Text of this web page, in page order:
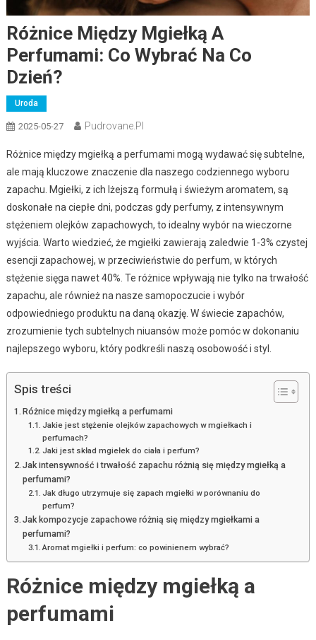
Różnice Między Mgiełką A
Perfumami: Co Wybrać Na Co
Dzień?
Uroda
2025-05-27 Pudrovane.pl
Różnice między mgiełką a perfumami mogą wydawać się subtelne,
ale mają kluczowe znaczenie dla naszego codziennego wyboru
zapachu. Mgiełki, z ich lżejszą formułą i świeżym aromatem, są
doskonałe na ciepłe dni, podczas gdy perfumy, z intensywnym
stężeniem olejków zapachowych, to idealny wybór na wieczorne
wyjścia. Warto wiedzieć, że mgiełki zawierają zaledwie 1-3% czystej
esencji zapachowej, w przeciwieństwie do perfum, w których
stężenie sięga nawet 40%. Te różnice wpływają nie tylko na trwałość
zapachu, ale również na nasze samopoczucie i wybór
odpowiedniego produktu na daną okazję. W świecie zapachów,
zrozumienie tych subtelnych niuansów może pomóc w dokonaniu
najlepszego wyboru, który podkreśli naszą osobowość i styl.
Spis treści
Różnice między mgiełką a perfumami
Jakie jest stężenie olejków zapachowych w mgiełkach i
perfumach?
Jaki jest skład mgiełek do ciała i perfum?
Jak intensywność i trwałość zapachu różnią się między mgiełką a
perfumami?
Jak długo utrzymuje się zapach mgiełki w porównaniu do
perfum?
Jak kompozycje zapachowe różnią się między mgiełkami a
perfumami?
Aromat mgiełki i perfum: co powinienem wybrać?
Różnice między mgiełką a
perfumami